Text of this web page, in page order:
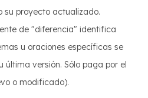
su proyecto actualizado.
de "diferencia" identifica
u oraciones específicas se
versión. Sólo paga por el
o modificado).